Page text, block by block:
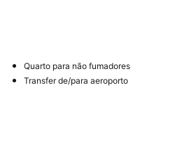
Quarto para não fumadores
Transfer de/para aeroporto